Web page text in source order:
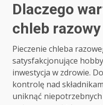
Dlaczego
chleb
Pieczenie chleba
satysfakcjonujące
inwestycja w zdrowie.
kontrolę nad
uniknąć